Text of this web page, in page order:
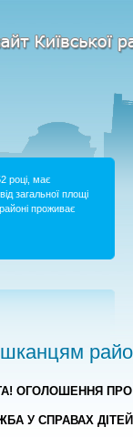
році, має
загальної площі
проживає
ОГОЛОШЕННЯ
У СПРАВАХ